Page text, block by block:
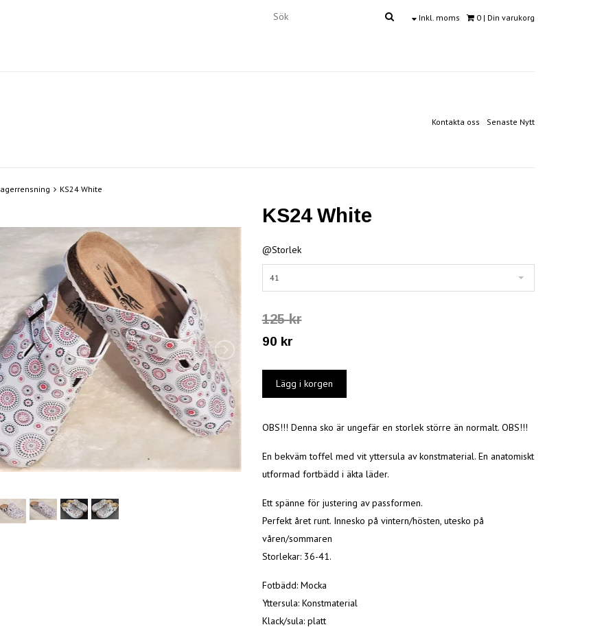
Inkl. moms 0 | Din varukorg
Kontakta oss Senaste Nytt
KS24 White
KS24 White
@Storlek
41
125 kr
90 kr
OBS!!! Denna sko är ungefär en storlek större än normalt. OBS!!!
En bekväm toffel med vit yttersula av konstmaterial. En anatomiskt
utformad fortbädd i äkta läder.
Ett spänne för justering av passformen.
Perfekt året runt. Innesko på vintern/hösten, utesko på
våren/sommaren
Storlekar: 36-41.
Fotbädd: Mocka
Yttersula: Konstmaterial
Klack/sula: platt